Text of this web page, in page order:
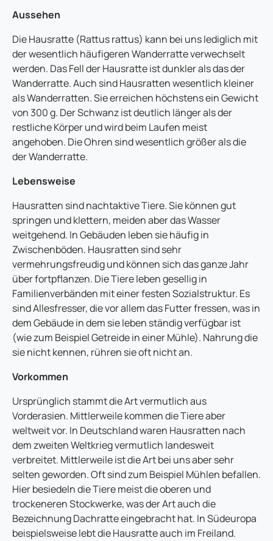
Aussehen
Die Hausratte (Rattus rattus) kann bei uns lediglich mit
der wesentlich häufigeren Wanderratte verwechselt
werden. Das Fell der Hausratte ist dunkler als das der
Wanderratte. Auch sind Hausratten wesentlich kleiner
als Wanderratten. Sie erreichen höchstens ein Gewicht
von 300 g. Der Schwanz ist deutlich länger als der
restliche Körper und wird beim Laufen meist
angehoben. Die Ohren sind wesentlich größer als die
der Wanderratte.
Lebensweise
Hausratten sind nachtaktive Tiere. Sie können gut
springen und klettern, meiden aber das Wasser
weitgehend. In Gebäuden leben sie häufig in
Zwischenböden. Hausratten sind sehr
vermehrungsfreudig und können sich das ganze Jahr
über fortpflanzen. Die Tiere leben gesellig in
Familienverbänden mit einer festen Sozialstruktur. Es
sind Allesfresser, die vor allem das Futter fressen, was in
dem Gebäude in dem sie leben ständig verfügbar ist
(wie zum Beispiel Getreide in einer Mühle). Nahrung die
sie nicht kennen, rühren sie oft nicht an.
Vorkommen
Ursprünglich stammt die Art vermutlich aus
Vorderasien. Mittlerweile kommen die Tiere aber
weltweit vor. In Deutschland waren Hausratten nach
dem zweiten Weltkrieg vermutlich landesweit
verbreitet. Mittlerweile ist die Art bei uns aber sehr
selten geworden. Oft sind zum Beispiel Mühlen befallen.
Hier besiedeln die Tiere meist die oberen und
trockeneren Stockwerke, was der Art auch die
Bezeichnung Dachratte eingebracht hat. In Südeuropa
beispielsweise lebt die Hausratte auch im Freiland.